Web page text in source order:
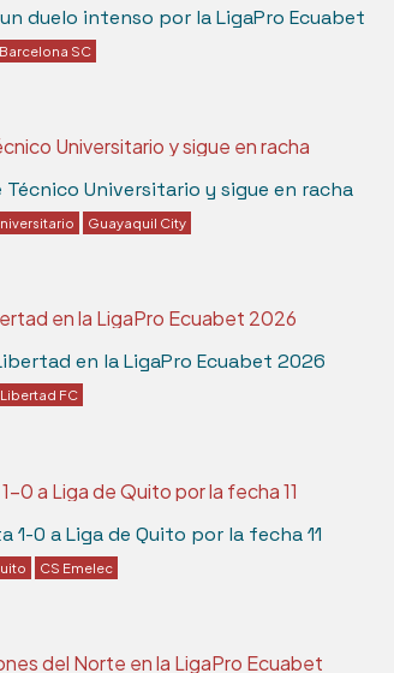
duelo intenso por la LigaPro Ecuabet
Barcelona SC
Universitario y sigue en racha
Guayaquil City
en la LigaPro Ecuabet 2026
Libertad FC
1-0 a Liga de Quito por la fecha 11
CS Emelec